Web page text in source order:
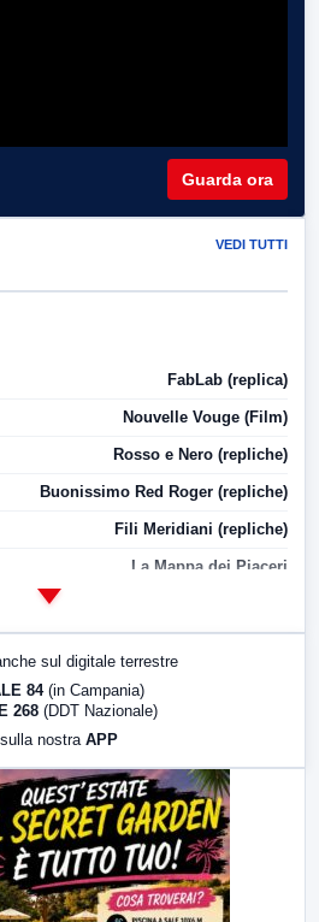
Guarda ora
VEDI TUTTI
FabLab (replica)
Nouvelle Vouge (Film)
Rosso e Nero (repliche)
Buonissimo Red Roger (repliche)
Fili Meridiani (repliche)
La Mappa dei Piaceri
LabNews (replica)
LabNews (replica)
sul digitale terrestre
84 (in Campania)
268 (DDT Nazionale)
nostra APP